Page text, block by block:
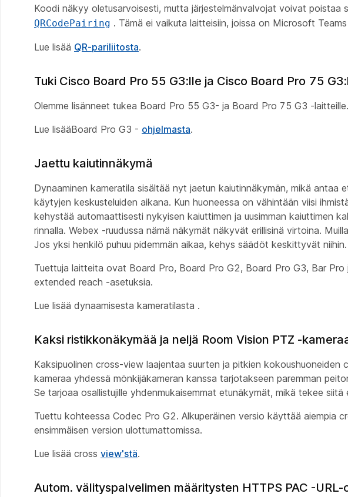
Koodi näkyy oletusarvoisesti, mutta järjestelmänvalvojat voivat poistaa
QRCodePairing . Tämä ei vaikuta laitteisiin, joissa on Microsoft
Lue lisää QR-pariliitosta.
Tuki Cisco Board Pro 55 G3:lle ja Cisco Board Pro 75
Olemme lisänneet tukea Board Pro 55 G3- ja Board Pro 75 G3 -laitteille.
Lue lisääBoard Pro G3 - ohjelmasta.
Jaettu kaiutinnäkymä
Dynaaminen kameratila sisältää nyt jaetun kaiutinnäkymän, mikä antaa
käytyjen keskusteluiden aikana. Kun huoneessa on vähintään viisi
kehystää automaattisesti nykyisen kaiuttimen ja uusimman kaiuttimen
rinnalla. Webex -ruudussa nämä näkymät näkyvät erillisinä virtoina.
Jos yksi henkilö puhuu pidemmän aikaa, kehys säädöt keskittyvät
Tuettuja laitteita ovat Board Pro, Board Pro G2, Board Pro G3, Bar
extended reach -asetuksia.
Lue lisää dynaamisesta kameratilasta .
Kaksi ristikkonäkymää ja neljä Room Vision PTZ -
Kaksipuolinen cross-view laajentaa suurten ja pitkien
kameraa yhdessä mönkijäkameran kanssa tarjotakseen paremman
Se tarjoaa osallistujille yhdenmukaisemmat etunäkymät, mikä tekee siitä
Tuettu kohteessa Codec Pro G2. Alkuperäinen versio käyttää aiempia
ensimmäisen version ulottumattomissa.
Lue lisää cross view'stä.
Autom. välityspalvelimen määritysten HTTPS PAC -